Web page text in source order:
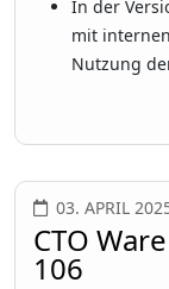
In der
mit
Nutzung
03. APRIL
CTO
106